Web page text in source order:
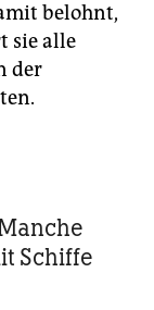
belohnt,
sie alle
der
Schiffe